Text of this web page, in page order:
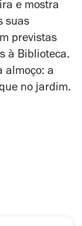
e mostra
suas
previstas
à Biblioteca.
almoço: a
no jardim.